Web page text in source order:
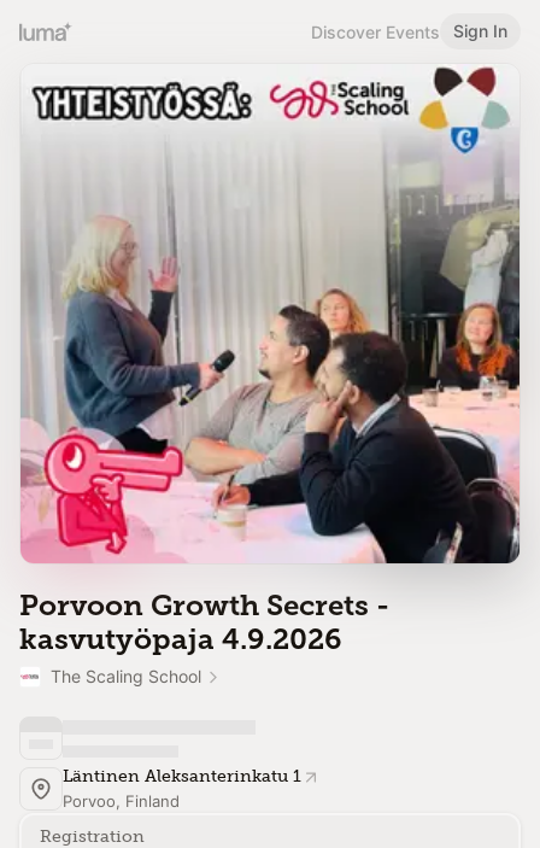
Discover Events Sign In
Porvoon Growth Secrets -
kasvutyöpaja 4.9.2026
The Scaling School
Läntinen Aleksanterinkatu 1
Porvoo, Finland
Registration